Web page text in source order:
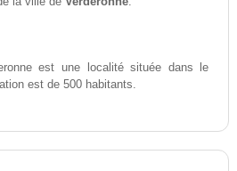
est une localité située dans le
est de 500 habitants.